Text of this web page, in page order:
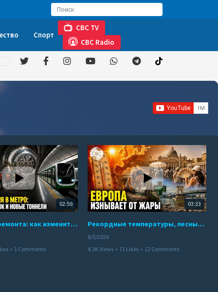
Спорт
CBC TV
CBC Radio
02:59
10 месяцев ремонта: как изменится работа Бакинского метро с 15 августа
• 1 Comments
03:33
Рекордные температуры, лесные пожары и красный уровень опасности
8/5/2026
4.3K Views • 71 Likes • 12 Comments